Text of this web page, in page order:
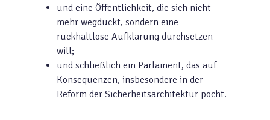
und eine Öffentlichkeit, die sich nicht
mehr wegduckt, sondern eine
rückhaltlose Aufklärung durchsetzen
will;
und schließlich ein Parlament, das auf
Konsequenzen, insbesondere in der
Reform der Sicherheitsarchitektur pocht.